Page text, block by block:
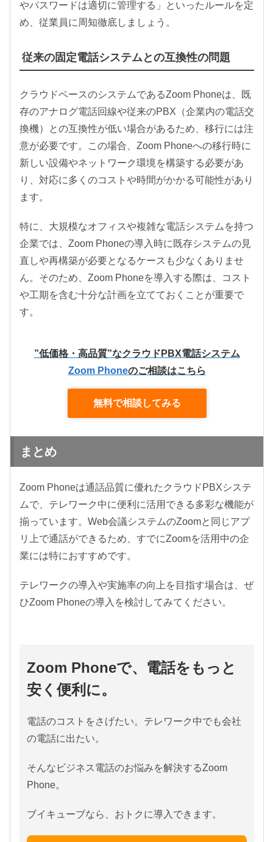
やパスワードは適切に管理する」といったルールを定
め、従業員に周知徹底しましょう。
従来の固定電話システムとの互換性の問題
クラウドベースのシステムであるZoom Phoneは、既
存のアナログ電話回線や従来のPBX（企業内の電話交
換機）との互換性が低い場合があるため、移行には注
意が必要です。この場合、Zoom Phoneへの移行時に
新しい設備やネットワーク環境を構築する必要があ
り、対応に多くのコストや時間がかかる可能性があり
ます。
特に、大規模なオフィスや複雑な電話システムを持つ
企業では、Zoom Phoneの導入時に既存システムの見
直しや再構築が必要となるケースも少なくありませ
ん。そのため、Zoom Phoneを導入する際は、コスト
や工期を含む十分な計画を立てておくことが重要で
す。
”低価格・高品質”なクラウドPBX電話システム
Zoom Phoneのご相談はこちら
無料で相談してみる
まとめ
Zoom Phoneは通話品質に優れたクラウドPBXシステ
ムで、テレワーク中に便利に活用できる多彩な機能が
揃っています。Web会議システムのZoomと同じアプ
リ上で通話ができるため、すでにZoomを活用中の企
業には特におすすめです。
テレワークの導入や実施率の向上を目指す場合は、ぜ
ひZoom Phoneの導入を検討してみてください。
Zoom Phoneで、電話をもっと
安く便利に。
電話のコストをさげたい。テレワーク中でも会社
の電話に出たい。
そんなビジネス電話のお悩みを解決するZoom
Phone。
ブイキューブなら、おトクに導入できます。